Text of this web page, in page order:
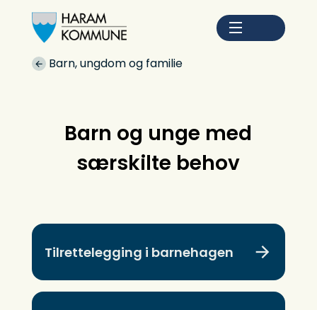
Du er her:
Barn, ungdom og familie
Barn og unge med
særskilte behov
Tilrettelegging i barnehagen